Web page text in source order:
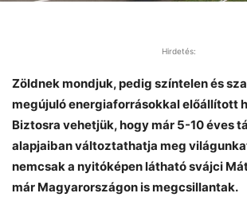
Hirdetés:
Zöldnek mondjuk, pedig színtelen és
megújuló energiaforrásokkal előállított
Biztosra vehetjük, hogy már 5-10 éves
alapjaiban változtathatja meg
nemcsak a nyitóképen látható svájci
már Magyarországon is megcsillantak.